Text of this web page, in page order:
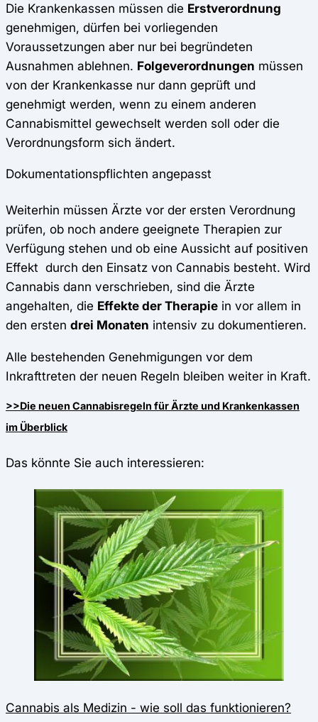
Die Krankenkassen müssen die Erstverordnung
genehmigen, dürfen bei vorliegenden
Voraussetzungen aber nur bei begründeten
Ausnahmen ablehnen. Folgeverordnungen müssen
von der Krankenkasse nur dann geprüft und
genehmigt werden, wenn zu einem anderen
Cannabismittel gewechselt werden soll oder die
Verordnungsform sich ändert.
Dokumentationspflichten angepasst
Weiterhin müssen Ärzte vor der ersten Verordnung
prüfen, ob noch andere geeignete Therapien zur
Verfügung stehen und ob eine Aussicht auf positiven
Effekt durch den Einsatz von Cannabis besteht. Wird
Cannabis dann verschrieben, sind die Ärzte
angehalten, die Effekte der Therapie in vor allem in
den ersten drei Monaten intensiv zu dokumentieren.
Alle bestehenden Genehmigungen vor dem
Inkrafttreten der neuen Regeln bleiben weiter in Kraft.
>>Die neuen Cannabisregeln für Ärzte und Krankenkassen
im Überblick
Das könnte Sie auch interessieren:
Cannabis als Medizin - wie soll das funktionieren?